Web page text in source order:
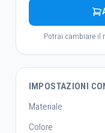
Potrai cambiare il
IMPOSTAZIONI
Materiale
Colore